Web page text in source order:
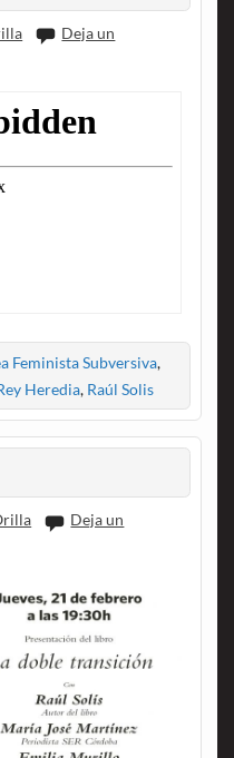
Deja un
Feminista Subversiva,
Heredia, Raúl Solis
Deja un